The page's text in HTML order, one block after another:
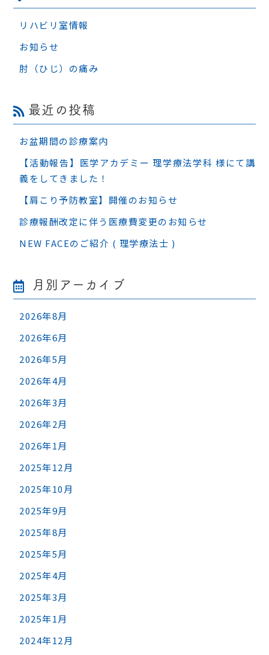
リハビリ室情報
お知らせ
肘（ひじ）の痛み
最近の投稿
お盆期間の診療案内
【活動報告】医学アカデミー 理学療法学科 様にて講
義をしてきました！
【肩こり予防教室】開催のお知らせ
診療報酬改定に伴う医療費変更のお知らせ
NEW FACEのご紹介 ( 理学療法士 )
月別アーカイブ
2026年8月
2026年6月
2026年5月
2026年4月
2026年3月
2026年2月
2026年1月
2025年12月
2025年10月
2025年9月
2025年8月
2025年5月
2025年4月
2025年3月
2025年1月
2024年12月